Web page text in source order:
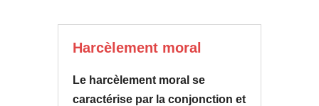
Harcèlement moral
Le harcèlement moral se
caractérise par la conjonction et